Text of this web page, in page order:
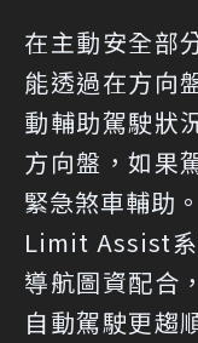
在主動安全部
能透過在方向
動輔助駕駛狀
方向盤，如果
緊急煞車輔助
Limit Assist
導航圖資配合
自動駕駛更趨